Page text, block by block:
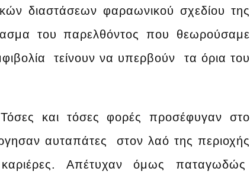
διαστάσεων φαραωνικού σχεδίου της
του παρελθόντος που θεωρούσαμε
τείνουν να υπερβούν τα όρια του
και τόσες φορές προσέφυγαν στο
αυταπάτες στον λαό της περιοχής
καριέρες. Απέτυχαν όμως παταγωδώς